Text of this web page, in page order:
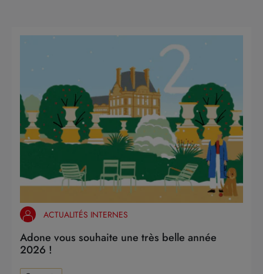
ACTUALITÉS INTERNES
Adone vous souhaite une très belle année
2026 !